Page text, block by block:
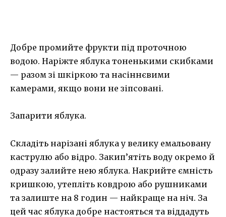
Добре промийте фрукти під проточною
водою. Наріжте яблука тоненькими скибками
— разом зі шкіркою та насіннєвими
камерами, якщо вони не зіпсовані.
Запарити яблука.
Складіть нарізані яблука у велику емальовану
каструлю або відро. Закип’ятіть воду окремо й
одразу залийте нею яблука. Накрийте ємність
кришкою, утепліть ковдрою або рушниками
та залиште на 8 годин — найкраще на ніч. За
цей час яблука добре настояться та віддадуть